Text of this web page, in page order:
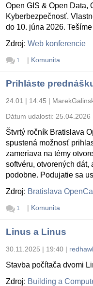
Open GIS & Open Data,
Kyberbezpečnosť.
do 10. júna 2026.
Zdroj: Web konferencie
1 | Komunita
Prihláste
24.01 | 14:45 |
Dátum udalosti: 25.04.2026
Štvrtý ročník Bratislava
spustená možnosť
zameriava na témy
softvéru, otvorených
podobne. Podujatie sa
Zdroj: Bratislava
1 | Komunita
Linus a Linus
30.11.2025 | 19:40 |
Stavba počítača dvomi
Zdroj: Building a